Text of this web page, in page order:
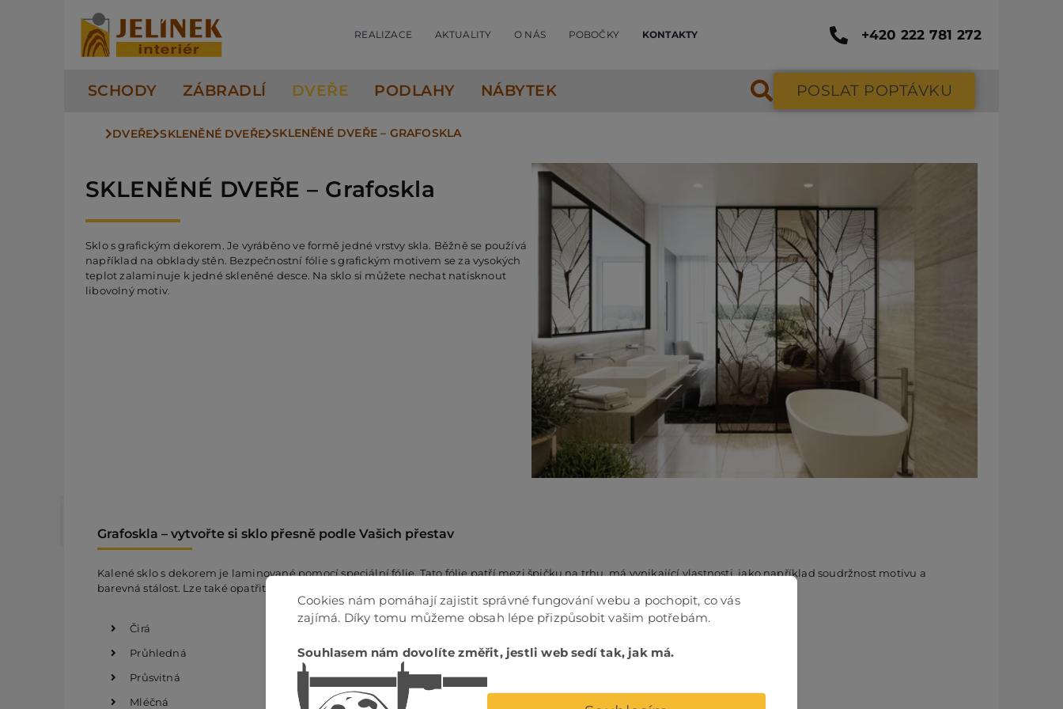
REALIZACE AKTUALITY O NÁS POBOČKY KONTAKTY +420 222 781 272
SCHODY ZÁBRADLÍ DVEŘE PODLAHY NÁBYTEK POSLAT POPTÁVKU
DVEŘE SKLENĚNÉ DVEŘE SKLENĚNÉ DVEŘE – GRAFOSKLA
SKLENĚNÉ DVEŘE – Grafoskla
Sklo s grafickým dekorem. Je vyráběno ve formě jedné vrstvy skla. Běžně se používá
například na obklady stěn. Bezpečnostní fólie s grafickým motivem se za vysokých
teplot zalaminuje k jedné skleněné desce. Na sklo si můžete nechat natisknout
libovolný motiv.
Grafoskla – vytvořte si sklo přesně podle Vašich přestav
Kalené sklo s dekorem je laminované pomocí speciální fólie. Tato fólie patří mezi špičku na trhu, má vynikající vlastnosti, jako například soudržnost motivu a
barevná stálost. Lze také opatřit potiskem
Čirá
Průhledná
Průsvitná
Mléčná
Cookies nám pomáhají zajistit správné fungování webu a pochopit, co vás
zajímá. Díky tomu můžeme obsah lépe přizpůsobit vašim potřebám.
Souhlasem nám dovolíte změřit, jestli web sedí tak, jak má.